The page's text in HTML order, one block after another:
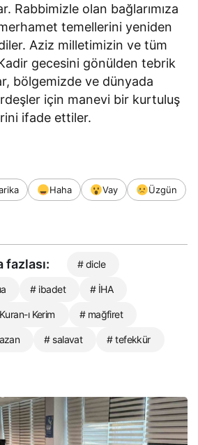
Rabbimizle olan bağlarımıza
temellerini yeniden
Aziz milletimizin ve tüm
gecesini gönülden tebrik
bölgemizde ve dünyada
için manevi bir kurtuluş
ifade ettiler.
Haha Vay
Üzgün
fazlası: # dicle
# ibadet # İHA
ı Kerim # mağfiret
# salavat # tefekkür